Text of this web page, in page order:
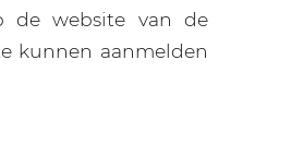
de website van de
kunnen aanmelden